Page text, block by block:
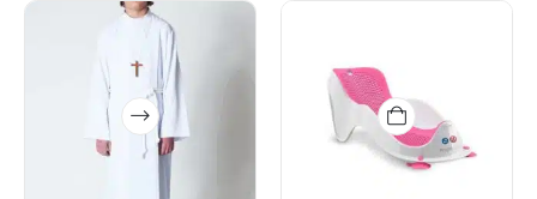
Ce
produit
a
plusieurs